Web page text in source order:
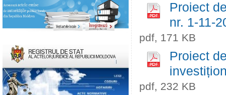
Proiect
nr. 1-11-
pdf, 171 KB
Proiect
pdf, 232 KB